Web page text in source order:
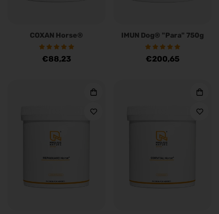
COXAN Horse®
Regulärer
€88,23
IMUN Dog® "Para" 750g
Regulärer
€200,65